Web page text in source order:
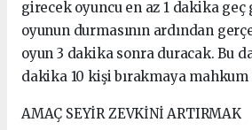
girecek oyuncu en az 1 dakika geç
oyunun durmasının ardından
oyun 3 dakika sonra duracak. Bu
dakika 10 kişi bırakmaya mahkum
AMAÇ SEYİR ZEVKİNİ ARTIRMAK